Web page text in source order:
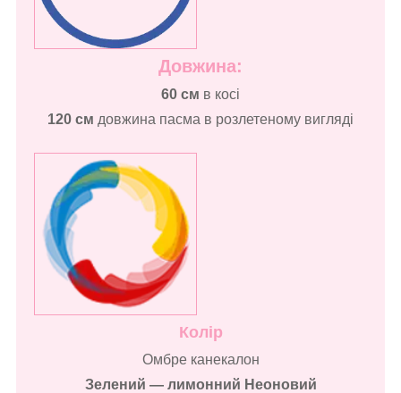
Довжина:
60 см в косі
120 см довжина пасма в розлетеному вигляді
Колір
Омбре канекалон
Зелений — лимонний Неоновий